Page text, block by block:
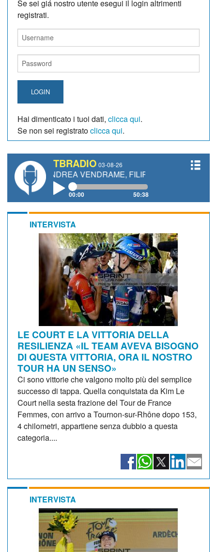
Se sei giá nostro utente esegui il login altrimenti
registrati.
LOGIN
Hai dimenticato i tuoi dati, clicca qui.
Se non sei registratoclicca qui.
TBRADIO 03-08-26
VENDRAME, FILIPPO FIORELLI
00:00 50:38
INTERVISTA
LE COURT E LA VITTORIA DELLA
RESILIENZA «IL TEAM AVEVA BISOGNO
DI QUESTA VITTORIA, ORA IL NOSTRO
TOUR HA UN SENSO»
Ci sono vittorie che valgono molto più del semplice
successo di tappa. Quella conquistata da Kim Le
Court nella sesta frazione del Tour de France
Femmes, con arrivo a Tournon-sur-Rhône dopo 153,
4 chilometri, appartiene senza dubbio a questa
categoria....
INTERVISTA